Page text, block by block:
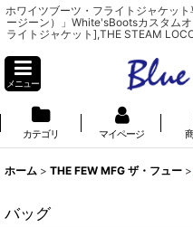
ホワイツブーツ・フライトジャケッ
ージーン）」White'sBootsカスタム
ライトジャケット],THE STEAM
メニュー
カテゴリ マイページ
ホーム > THE FEW MFG ザ・フュー >
バッグ